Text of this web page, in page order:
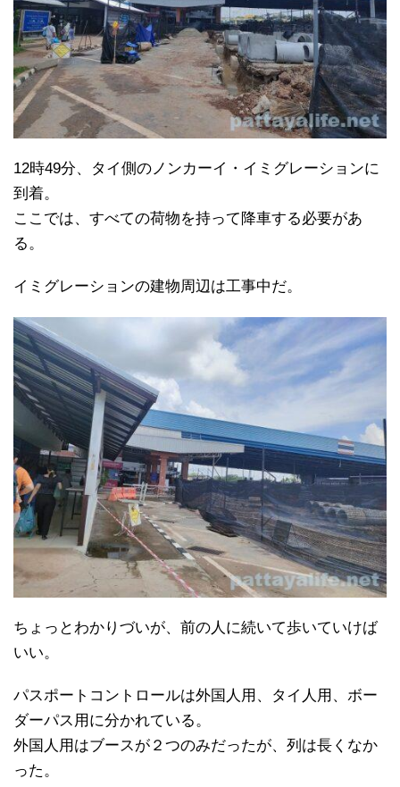
12時49分、タイ側のノンカーイ・イミグレーションに
到着。
ここでは、すべての荷物を持って降車する必要があ
る。
イミグレーションの建物周辺は工事中だ。
ちょっとわかりづいが、前の人に続いて歩いていけば
いい。
パスポートコントロールは外国人用、タイ人用、ボー
ダーパス用に分かれている。
外国人用はブースが２つのみだったが、列は長くなか
った。